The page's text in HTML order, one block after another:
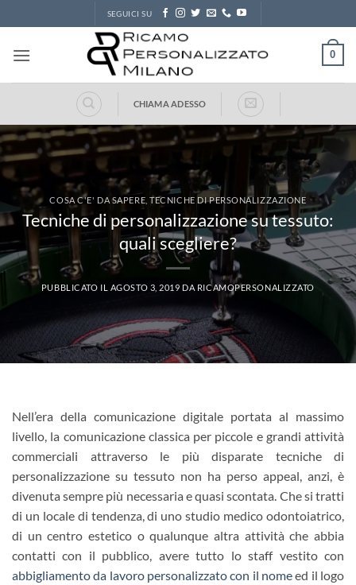
ai
contenuti
SEGUICI SU
0
CHIAMA ADESSO
COSA C'E' DA SAPERE ,TECNICHE DI PERSONALIZZAZIONE
Tecniche di personalizzazione su tessuto:
quali scegliere?
PUBBLICATO IL AGOSTO 3, 2019 DA RICAMOPERSONALIZZATO
Nell’era della comunicazione digitale portata al massimo
livello, la comunicazione classica per piccole e grandi attività
commerciali attraverso le più disparate tecniche di
personalizzazione su tessuto non ha perso appeal, anzi, è
divenuta sempre più necessaria e quasi scontata. Che si tratti
di un locale di tendenza, di uno studio medico odontoiatrico,
di un centro estetico o qualunque altra attività che abbia
contatti con il pubblico, avere tutto lo staff vestito con
abbigliamento da lavoro personalizzato con il nomeed il logo